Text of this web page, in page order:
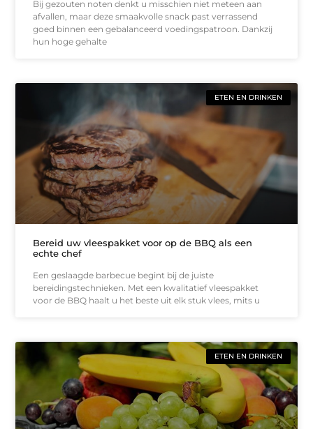
Bij gezouten noten denkt u misschien niet meteen aan
afvallen, maar deze smaakvolle snack past verrassend
goed binnen een gebalanceerd voedingspatroon. Dankzij
hun hoge gehalte
ETEN EN DRINKEN
Bereid uw vleespakket voor op de BBQ als een
echte chef
Een geslaagde barbecue begint bij de juiste
bereidingstechnieken. Met een kwalitatief vleespakket
voor de BBQ haalt u het beste uit elk stuk vlees, mits u
ETEN EN DRINKEN